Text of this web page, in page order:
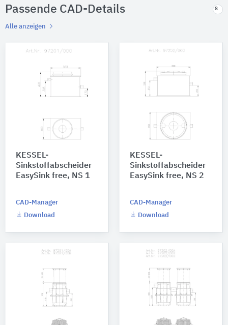
Passende CAD-Details 8
Alle anzeigen
KESSEL-
Sinkstoffabscheider
EasySink free, NS 1
CAD-Manager
Download
KESSEL-
Sinkstoffabscheider
EasySink free, NS 2
CAD-Manager
Download